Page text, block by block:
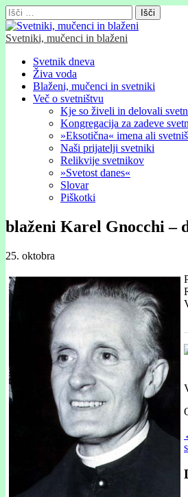
Išči:
Svetniki, mučenci in blaženi
Glavni
meni
Skip
content
Svetnik dneva
Živa voda
Blaženi, mučenci in svetniki
Več o svetništvu
Kje so živeli in delovali
Kongregacija za zadeve
»Eksotična« imena ali
Naši prijatelji svetniki
Relikvije svetnikov
»Svetost danes«
Slovar
Piškotki
blaženi Karel Gnocchi –
25. oktobra